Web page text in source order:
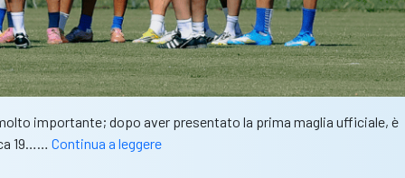
importante; dopo aver presentato la prima maglia ufficiale, è
19…… Continua a leggereUnion